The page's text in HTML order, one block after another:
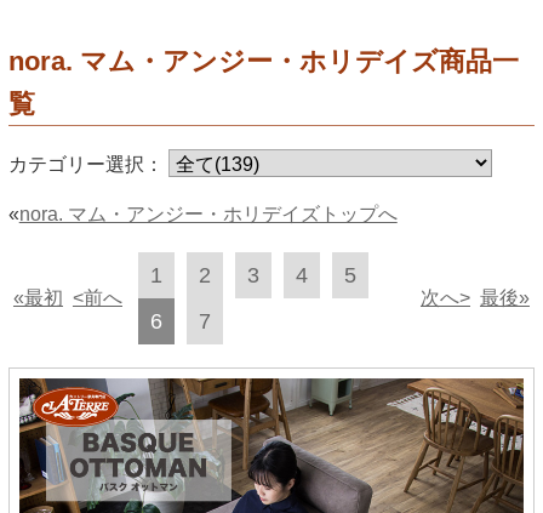
nora. マム・アンジー・ホリデイズ商品一
覧
カテゴリー選択：
«nora. マム・アンジー・ホリデイズトップへ
«最初 <前へ
1 2 3 4
5
6
7
次へ> 最後»